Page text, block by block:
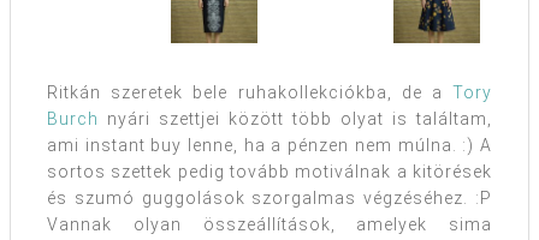
Ritkán szeretek bele ruhakollekciókba, de a Tory
Burch
nyári szettjei között több olyat is találtam,
ami instant buy lenne, ha a pénzen nem múlna. :) A
sortos szettek pedig tovább motiválnak a kitörések
és szumó guggolások szorgalmas végzéséhez. :P
Vannak olyan összeállítások, amelyek sima